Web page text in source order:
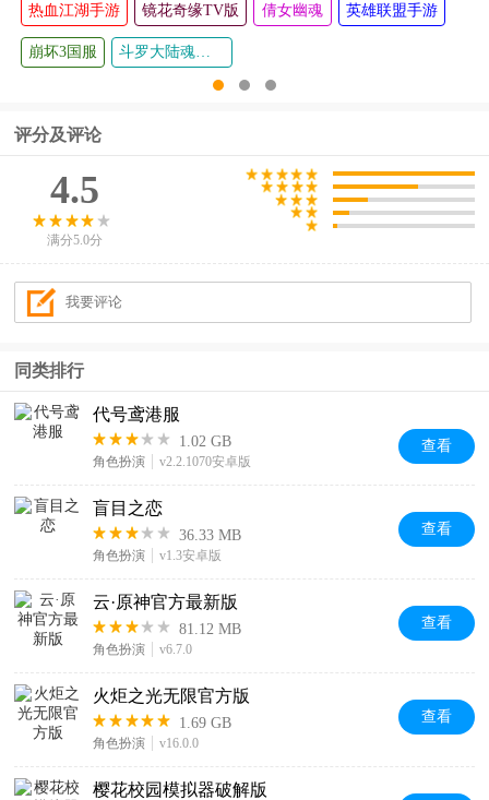
热血江湖手游 镜花奇缘TV版 倩女幽魂 英雄联盟手游
崩坏3国服 斗罗大陆魂师对决手游
评分及评论
4.5
满分5.0分
同类排行
代号鸢港服
1.02 GB
角色扮演 v2.2.1070安卓版
查看
盲目之恋
36.33 MB
角色扮演 v1.3安卓版
查看
云·原神官方最新版
81.12 MB
角色扮演 v6.7.0
查看
火炬之光无限官方版
1.69 GB
角色扮演 v16.0.0
查看
樱花校园模拟器破解版